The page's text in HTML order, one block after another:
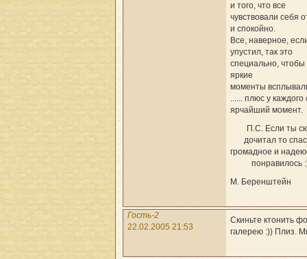
и того, что все
чувствовали себя
и спокойно.
Все, наверное,
упустил, так это
специально,
яркие
моменты
...... плюс у каждого
ярчайший момент.
П.С. Если ты
дочитал то
громадное и
понравилось
М. Беренштейн
Гость-2
22.02.2005 21:53
Скиньте ктонить
галерею :)) Плиз.